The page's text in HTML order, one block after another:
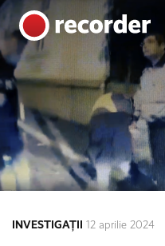
Skip to content
Main Navigation
INVESTIGAȚII 12 aprilie 2024